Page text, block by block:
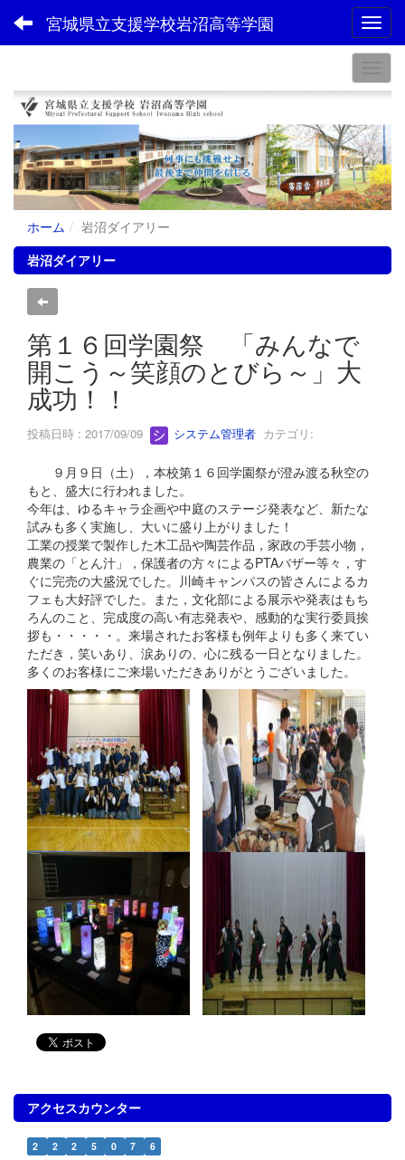
宮城県立支援学校岩沼高等学園
ホーム
岩沼ダイアリー
岩沼ダイアリー
第１６回学園祭 「みんなで
開こう～笑顔のとびら～」大
成功！！
投稿日時 : 2017/09/09 システム管理者 カテゴリ:
９月９日（土），本校第１６回学園祭が澄み渡る秋空の
もと、盛大に行われました。
今年は、ゆるキャラ企画や中庭のステージ発表など、新たな
試みも多く実施し、大いに盛り上がりました！
工業の授業で製作した木工品や陶芸作品，家政の手芸小物，
農業の「とん汁」，保護者の方々によるPTAバザー等々，す
ぐに完売の大盛況でした。川崎キャンパスの皆さんによるカ
フェも大好評でした。また，文化部による展示や発表はもち
ろんのこと、完成度の高い有志発表や、感動的な実行委員挨
拶も・・・・・。来場されたお客様も例年よりも多く来てい
ただき，笑いあり、涙ありの、心に残る一日となりました。
多くのお客様にご来場いただきありがとうございました。
アクセスカウンター
2 2 2 5 0 7 6